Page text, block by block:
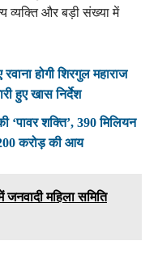
व्यक्ति और बड़ी संख्या में
होगी शिरगुल महाराज
हुए खास निर्देश
‘पावर शक्ति’, 390 मिलियन
200 करोड़ की आय
जनवादी महिला समिति